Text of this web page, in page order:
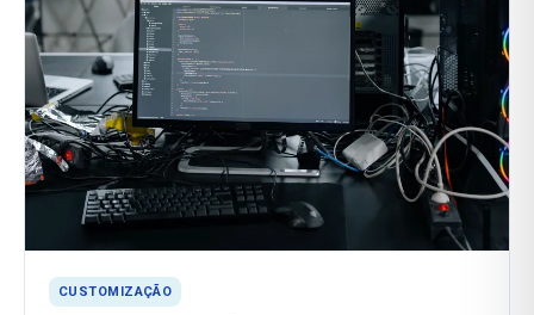
CUSTOMIZAÇÃO